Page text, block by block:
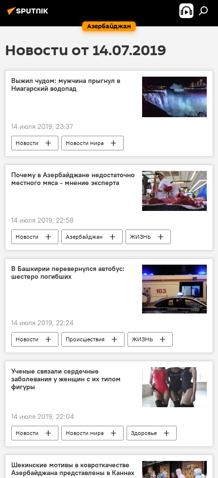
Азербайджан
Новости от 14.07.2019
Выжил чудом: мужчина прыгнул в
Ниагарский водопад
14 июля 2019, 23:37
Новости
Новости мира
Происшествия
ЖИЗНЬ
Ниагарский водопад
Почему в Азербайджане недостаточно
местного мяса - мнение эксперта
14 июля 2019, 22:58
Новости Азербайджан
ЖИЗНЬ
Экономика
мясо
импорт
производство
дефицит
В Башкирии перевернулся автобус:
шестеро погибших
14 июля 2019, 22:24
Новости Происшествия
ЖИЗНЬ
Россия
Россия
автобус
погибшие
Ученые связали сердечные
заболевания у женщин с их типом
фигуры
14 июля 2019, 22:04
Новости Новости мира
Здоровье
ЖИЗНЬ
женщины
Фигура
Исследование
Сердечная недостаточность
Шекинские мотивы в ковроткачестве
Азербайджана представлены в Каннах